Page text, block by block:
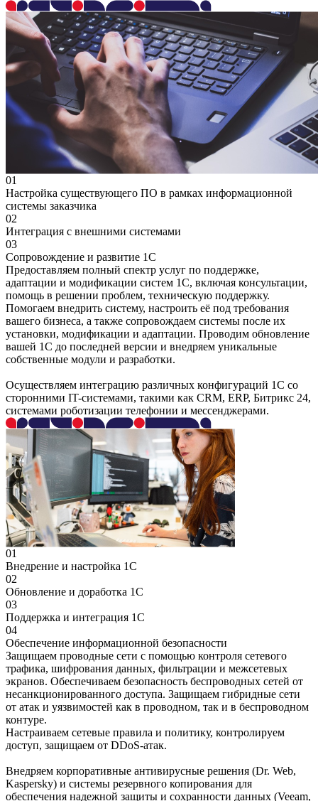
01
Настройка существующего ПО в рамках информационной
системы заказчика
02
Интеграция с внешними системами
03
Сопровождение и развитие 1С
Предоставляем полный спектр услуг по поддержке,
адаптации и модификации систем 1С, включая консультации,
помощь в решении проблем, техническую поддержку.
Помогаем внедрить систему, настроить её под требования
вашего бизнеса, а также сопровождаем системы после их
установки, модификации и адаптации. Проводим обновление
вашей 1С до последней версии и внедряем уникальные
собственные модули и разработки.
Осуществляем интеграцию различных конфигураций 1С со
сторонними IT-системами, такими как CRM, ERP, Битрикс 24,
системами роботизации телефонии и мессенджерами.
01
Внедрение и настройка 1С
02
Обновление и доработка 1С
03
Поддержка и интеграция 1С
04
Обеспечение информационной безопасности
Защищаем проводные сети с помощью контроля сетевого
трафика, шифрования данных, фильтрации и межсетевых
экранов. Обеспечиваем безопасность беспроводных сетей от
несанкционированного доступа. Защищаем гибридные сети
от атак и уязвимостей как в проводном, так и в беспроводном
контуре.
Настраиваем сетевые правила и политику, контролируем
доступ, защищаем от DDoS-атак.
Внедряем корпоративные антивирусные решения (Dr. Web,
Kaspersky) и системы резервного копирования для
обеспечения надежной защиты и сохранности данных (Veeam,